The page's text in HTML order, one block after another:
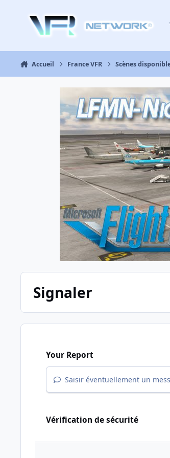
Accueil France VFR Scènes
Signaler
Your Report
Saisir éventuellement un
Vérification de sécurité